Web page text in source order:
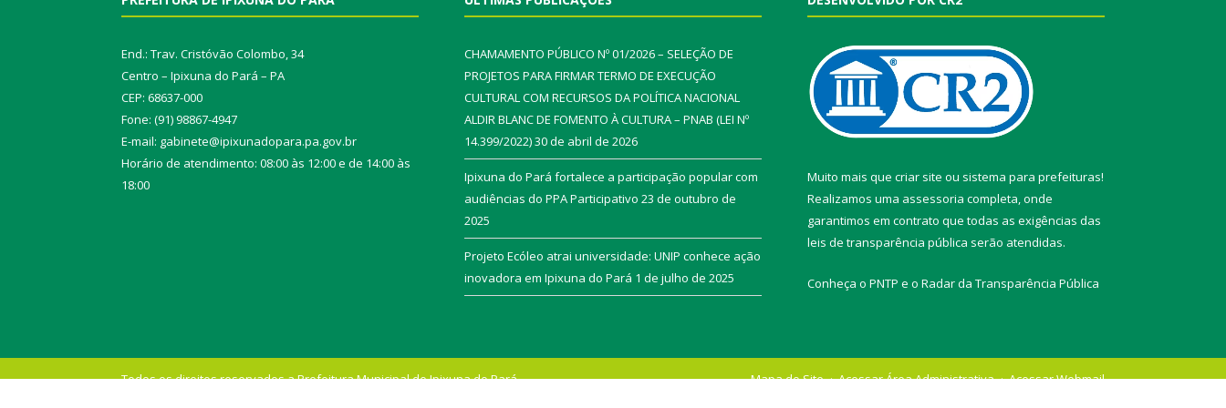
End.: Trav. Cristóvão Colombo, 34
Centro – Ipixuna do Pará – PA
CEP: 68637-000
Fone: (91) 98867-4947
E-mail: gabinete@ipixunadopara.pa.gov.br
Horário de atendimento: 08:00 às 12:00 e de 14:00 às
18:00
CHAMAMENTO PÚBLICO Nº 01/2026 – SELEÇÃO DE
PROJETOS PARA FIRMAR TERMO DE EXECUÇÃO
CULTURAL COM RECURSOS DA POLÍTICA NACIONAL
ALDIR BLANC DE FOMENTO À CULTURA – PNAB (LEI Nº
14.399/2022)30 de abril de 2026
Ipixuna do Pará fortalece a participação popular com
audiências do PPA Participativo 23 de outubro de
2025
Projeto Ecóleo atrai universidade: UNIP conhece ação
inovadora em Ipixuna do Pará 1 de julho de 2025
Muito mais que criar site ou sistema para prefeituras!
Realizamos uma assessoria completa, onde
garantimos em contrato que todas as exigências das
leis de transparência pública serão atendidas.
Conheça o PNTP e o Radar da Transparência Pública
Todos os direitos reservados a Prefeitura Municipal de Ipixuna do Pará. Mapa do Site Acessar Área Administrativa Acessar Webmail